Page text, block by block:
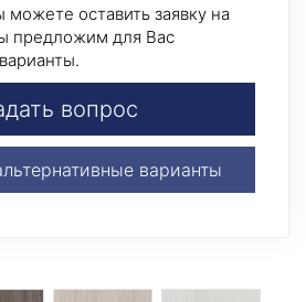
можете оставить заявку на
предложим для Вас
вопрос
варианты